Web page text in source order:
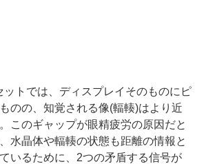
トでは、ディスプレイそのものにピ
のの、知覚される像(輻輳)はより近
このギャップが眼精疲労の原因だと
水晶体や輻輳の状態も距離の情報と
いるために、2つの矛盾する信号が